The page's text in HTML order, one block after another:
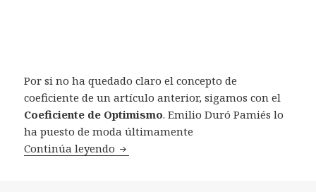
Por si no ha quedado claro el concepto de
coeficiente de un artículo anterior, sigamos con el
Coeficiente de Optimismo. Emilio Duró Pamiés lo
ha puesto de moda últimamente
Continúa leyendo Coeficientes (2): Coeficiente de